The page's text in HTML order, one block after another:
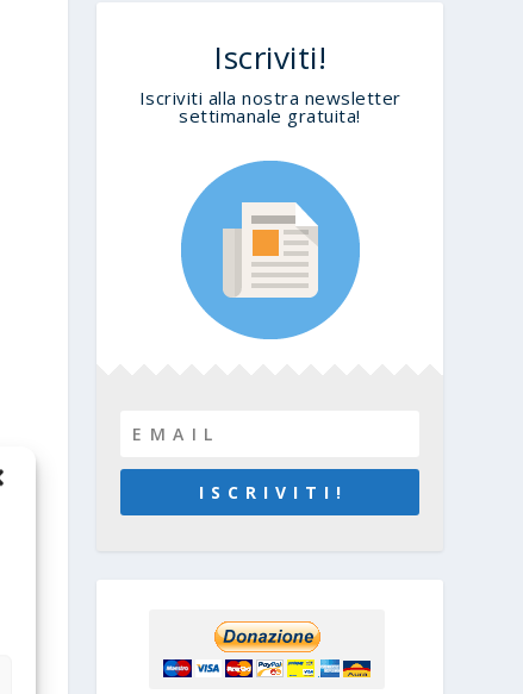
Iscriviti!
Iscriviti alla nostra newsletter
settimanale gratuita!
I S C R I V I T I !